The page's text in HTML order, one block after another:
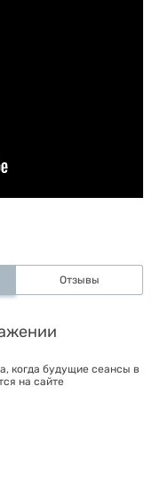
Отзывы
когда будущие сеансы в
на сайте